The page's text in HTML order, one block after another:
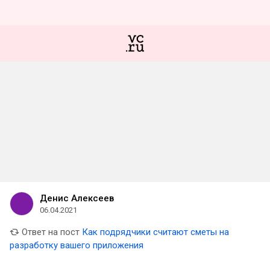
Денис Алексеев
06.04.2021
Ответ на пост Как подрядчики считают сметы на
разработку вашего приложения